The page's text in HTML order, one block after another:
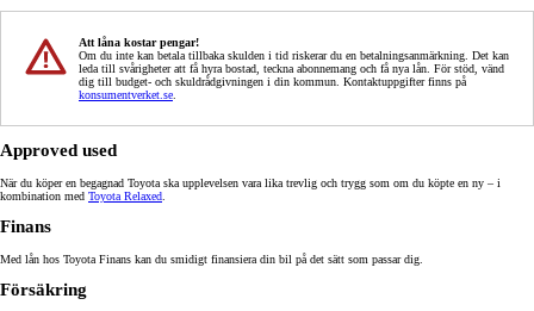
Att låna kostar pengar!
Om du inte kan betala tillbaka skulden i tid riskerar du en betalningsanmärkning. Det kan
leda till svårigheter att få hyra bostad, teckna abonnemang och få nya lån. För stöd, vänd
dig till budget- och skuldrådgivningen i din kommun. Kontaktuppgifter finns på
konsumentverket.se
Approved used
När du köper en begagnad Toyota ska upplevelsen vara lika trevlig och trygg som om du köpte en ny – i
kombination med Toyota Relaxed
Finans
Med lån hos Toyota Finans kan du smidigt finansiera din bil på det sätt som passar dig.
Försäkring